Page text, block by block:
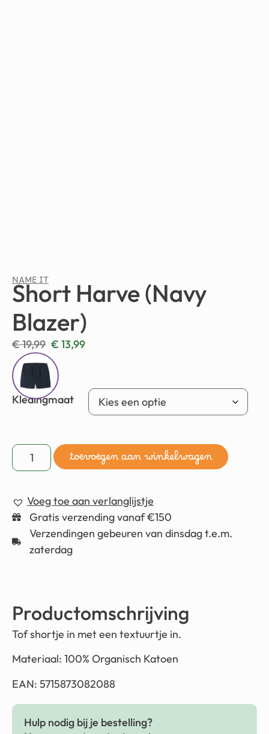
NAME IT
Short Harve (Navy
Blazer)
€19,99 € 13,99
Kledingmaat
toevoegen aan winkelwagen
Voeg toe aan verlanglijstje
Gratis verzending vanaf €150
Verzendingen gebeuren van dinsdag t.e.m.
zaterdag
Productomschrijving
Tof shortje in met een textuurtje in.
Materiaal: 100% Organisch Katoen
EAN: 5715873082088
Hulp nodig bij je bestelling?